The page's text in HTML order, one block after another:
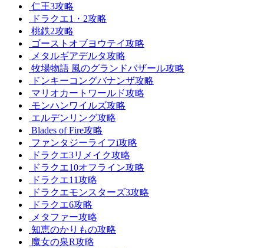
仁王3攻略
ドラクエ1・2攻略
桃鉄2攻略
ゴーストオブヨウテイ攻略
メタルギアデルタ攻略
牧場物語 風のグランドバザール攻略
ドンキーコングバナンザ攻略
マリオカートワールド攻略
モンハンワイルズ攻略
エルデンリング攻略
Blades of Fire攻略
ファンタジーライフi攻略
ドラクエ3リメイク攻略
ドラクエ10オフライン攻略
ドラクエ11攻略
ドラクエモンスターズ3攻略
ドラクエ6攻略
メタファー攻略
知恵のかりもの攻略
魔女の泉R攻略